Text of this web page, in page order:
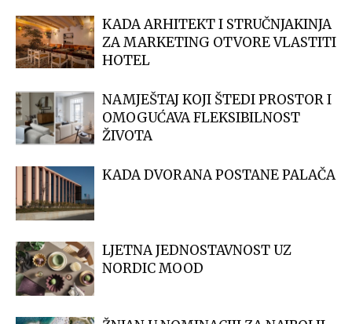
KADA ARHITEKT I STRUČNJAKINJA
ZA MARKETING OTVORE VLASTITI
HOTEL
NAMJEŠTAJ KOJI ŠTEDI PROSTOR I
OMOGUĆAVA FLEKSIBILNOST
ŽIVOTA
KADA DVORANA POSTANE PALAČA
LJETNA JEDNOSTAVNOST UZ
NORDIC MOOD